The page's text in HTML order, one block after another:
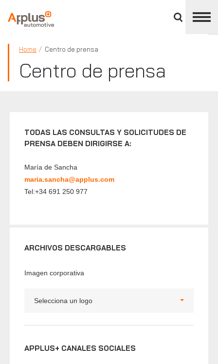
panel
APPLUS+
Home Centro de prensa
Centro de prensa
TODAS LAS CONSULTAS Y SOLICITUDES DE
PRENSA DEBEN DIRIGIRSE A:
María de Sancha
maria.sancha@applus.com
Tel:+34 691 250 977
ARCHIVOS DESCARGABLES
Imagen corporativa
Selecciona un logo
APPLUS+ CANALES SOCIALES